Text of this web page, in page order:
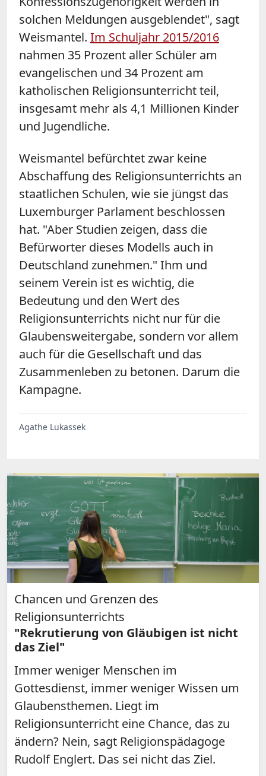
solchen Meldungen ausgeblendet", sagt
Weismantel. Im Schuljahr 2015/2016
nahmen 35 Prozent aller Schüler am
evangelischen und 34 Prozent am
katholischen Religionsunterricht teil,
insgesamt mehr als 4,1 Millionen Kinder
und Jugendliche.
Weismantel befürchtet zwar keine
Abschaffung des Religionsunterrichts an
staatlichen Schulen, wie sie jüngst das
Luxemburger Parlament beschlossen
hat. "Aber Studien zeigen, dass die
Befürworter dieses Modells auch in
Deutschland zunehmen." Ihm und
seinem Verein ist es wichtig, die
Bedeutung und den Wert des
Religionsunterrichts nicht nur für die
Glaubensweitergabe, sondern vor allem
auch für die Gesellschaft und das
Zusammenleben zu betonen. Darum die
Kampagne.
Agathe Lukassek
Chancen und Grenzen des
Religionsunterrichts
"Rekrutierung von Gläubigen ist nicht
das Ziel"
Immer weniger Menschen im
Gottesdienst, immer weniger Wissen um
Glaubensthemen. Liegt im
Religionsunterricht eine Chance, das zu
ändern? Nein, sagt Religionspädagoge
Rudolf Englert. Das sei nicht das Ziel.